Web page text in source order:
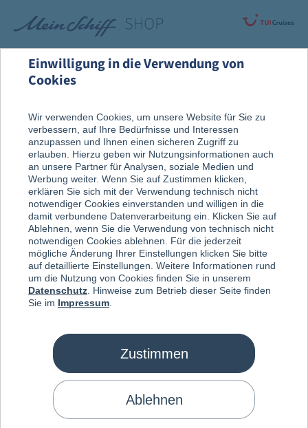
Rund um die Kreuzfahrt
Vor der Reise
Reise, Ausflug & An Bord
Mein Schiff®Trinkflasche
12,90 €
Einwilligung in die Verwendung von
Cookies
Wir verwenden Cookies, um unsere Website für Sie zu
verbessern, auf Ihre Bedürfnisse und Interessen
anzupassen und Ihnen einen sicheren Zugriff zu
erlauben. Hierzu geben wir Nutzungsinformationen auch
an unsere Partner für Analysen, soziale Medien und
Werbung weiter. Wenn Sie auf Zustimmen klicken,
erklären Sie sich mit der Verwendung technisch nicht
notwendiger Cookies einverstanden und willigen in die
damit verbundene Datenverarbeitung ein. Klicken Sie auf
Ablehnen, wenn Sie die Verwendung von technisch nicht
notwendigen Cookies ablehnen. Für die jederzeit
mögliche Änderung Ihrer Einstellungen klicken Sie bitte
auf detaillierte Einstellungen. Weitere Informationen rund
um die Nutzung von Cookies finden Sie in unserem
Datenschutz . Hinweise zum Betrieb dieser Seite finden
Sie im Impressum
Zustimmen
Ablehnen